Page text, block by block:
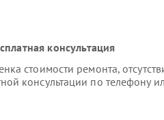
консультация
стоимости ремонта,
консультации по телефону